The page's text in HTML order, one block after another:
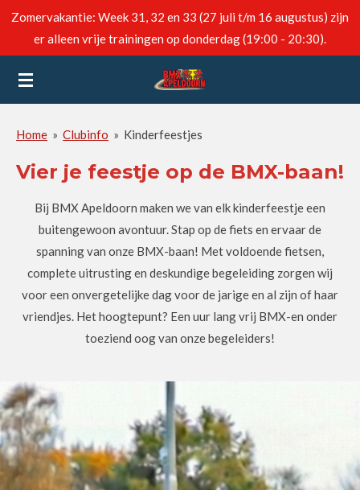
Ga
direct
de
hoofdinhoud
Zomervakantie: Week 31, 32 en 33 (27 juli t/m 16 augustus) zijn
er alleen vrije trainingen op donderdag (19:00 - 20:30).
Home » Clubinfo » Kinderfeestjes
Vier je feestje op de BMX-baan!
Bij BMX Apeldoorn maken we van elk kinderfeestje een
buitengewoon avontuur. Stap op de fiets en ervaar de
spanning van onze BMX-baan! Met voldoende fietsen,
complete uitrusting en deskundige begeleiding zorgen wij
voor een onvergetelijke dag voor de jarige en al zijn of haar
vriendjes. Het hoogtepunt? Een uur lang vrij BMX-en onder
toeziend oog van onze begeleiders!